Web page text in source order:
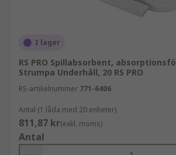
I lager
RS PRO Spillabsorbent,
Strumpa Underhåll, 20 RS PRO
RS-artikelnummer 771-6406
Antal (1 låda med 20 enheter)
811,87 kr(exkl. moms)
Antal